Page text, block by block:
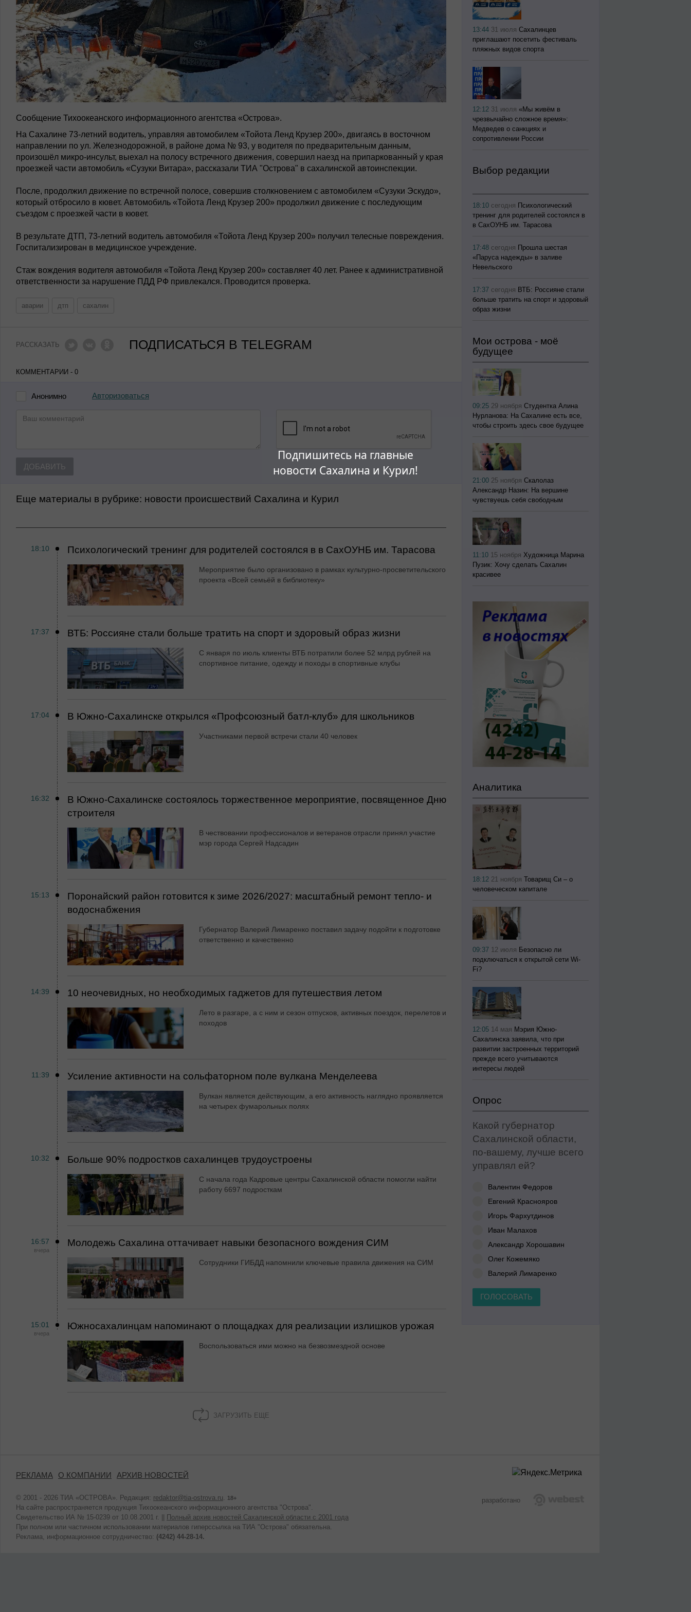
Подпишитесь на главные
новости Сахалина и Курил!
Сообщение Тихоокеанского информационного агентства «Острова».
На Сахалине 73-летний водитель, управляя автомобилем «Тойота Ленд Крузер 200», двигаясь в восточном
направлении по ул. Железнодорожной, в районе дома № 93, у водителя по предварительным данным,
произошёл микро-инсульт, выехал на полосу встречного движения, совершил наезд на припаркованный у края
проезжей части автомобиль «Сузуки Витара», рассказали ТИА "Острова" в сахалинской автоинспекции.
После, продолжил движение по встречной полосе, совершив столкновением с автомобилем «Сузуки Эскудо»,
который отбросило в кювет. Автомобиль «Тойота Ленд Крузер 200» продолжил движение с последующим
съездом с проезжей части в кювет.
В результате ДТП, 73-летний водитель автомобиля «Тойота Ленд Крузер 200» получил телесные повреждения.
Госпитализирован в медицинское учреждение.
Стаж вождения водителя автомобиля «Тойота Ленд Крузер 200» составляет 40 лет. Ранее к административной
ответственности за нарушение ПДД РФ привлекался. Проводится проверка.
аварии дтп сахалин
РАССКАЗАТЬ ПОДПИСАТЬСЯ В TELEGRAM
КОММЕНТАРИИ - 0
Анонимно Авторизоваться
ДОБАВИТЬ
Еще материалы в рубрике: Новости происшествий Сахалина и Курил
18:10 Психологический тренинг для родителей состоялся в в СахОУНБ им. Тарасова
Мероприятие было организовано в рамках культурно-просветительского
проекта «Всей семьёй в библиотеку»
17:37 ВТБ: Россияне стали больше тратить на спорт и здоровый образ жизни
С января по июль клиенты ВТБ потратили более 52 млрд рублей на
спортивное питание, одежду и походы в спортивные клубы
17:04 В Южно-Сахалинске открылся «Профсоюзный батл-клуб» для школьников
Участниками первой встречи стали 40 человек
16:32
В Южно-Сахалинске состоялось торжественное мероприятие, посвященное Дню
строителя
В чествовании профессионалов и ветеранов отрасли принял участие
мэр города Сергей Надсадин
15:13
Поронайский район готовится к зиме 2026/2027: масштабный ремонт тепло- и
водоснабжения
Губернатор Валерий Лимаренко поставил задачу подойти к подготовке
ответственно и качественно
14:39 10 неочевидных, но необходимых гаджетов для путешествия летом
Лето в разгаре, а с ним и сезон отпусков, активных поездок, перелетов и
походов
11:39 Усиление активности на сольфаторном поле вулкана Менделеева
Вулкан является действующим, а его активность наглядно проявляется
на четырех фумарольных полях
10:32 Больше 90% подростков сахалинцев трудоустроены
С начала года Кадровые центры Сахалинской области помогли найти
работу 6697 подросткам
16:57
вчера
Молодежь Сахалина оттачивает навыки безопасного вождения СИМ
Сотрудники ГИБДД напомнили ключевые правила движения на СИМ
15:01
вчера
Южносахалинцам напоминают о площадках для реализации излишков урожая
Воспользоваться ими можно на безвозмездной основе
ЗАГРУЗИТЬ ЕЩЕ
13:44 31 июля Сахалинцев
приглашают посетить фестиваль
пляжных видов спорта
12:12 31 июля «Мы живём в
чрезвычайно сложное время»:
Медведев о санкциях и
сопротивлении России
Выбор редакции
18:10 сегодня Психологический
тренинг для родителей состоялся в
в СахОУНБ им. Тарасова
17:48 сегодня Прошла шестая
«Паруса надежды» в заливе
Невельского
17:37 сегодня ВТБ: Россияне стали
больше тратить на спорт и здоровый
образ жизни
Мои острова - моё
будущее
09:25 29 ноября Студентка Алина
Нурланова: На Сахалине есть все,
чтобы строить здесь свое будущее
21:00 25 ноября Скалолаз
Александр Назин: На вершине
чувствуешь себя свободным
11:10 15 ноября Художница Марина
Пузик: Хочу сделать Сахалин
красивее
Аналитика
18:12 21 ноября Товарищ Си – о
человеческом капитале
09:37 12 июля Безопасно ли
подключаться к открытой сети Wi-
Fi?
12:05 14 мая Мэрия Южно-
Сахалинска заявила, что при
развитии застроенных территорий
прежде всего учитываются
интересы людей
Опрос
Какой губернатор
Сахалинской области,
по-вашему, лучше всего
управлял ей?
Валентин Федоров
Евгений Краснояров
Игорь Фархутдинов
Иван Малахов
Александр Хорошавин
Олег Кожемяко
Валерий Лимаренко
ГОЛОСОВАТЬ
РЕКЛАМА О КОМПАНИИ АРХИВ НОВОСТЕЙ
© 2001 - 2026 ТИА «ОСТРОВА». Редакция: redaktor@tia-ostrova.ru. 18+
На сайте распространяется продукция Тихоокеанского информационного агентства "Острова".
Свидетельство ИА № 15-0239 от 10.08.2001 г. ||
Полный архив новостей Сахалинской области с 2001 года
При полном или частичном использовании материалов гиперссылка на ТИА "Острова" обязательна.
Реклама, информационное сотрудничество: (4242) 44-28-14.
разработано